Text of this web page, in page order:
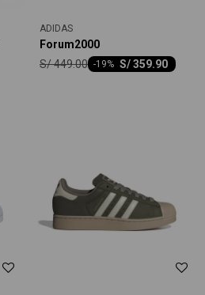
ADIDAS
Forum2000
S/359.90
-19
S/449.00